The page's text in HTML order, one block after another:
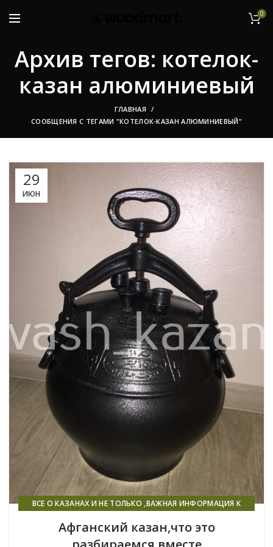
0
Архив тегов: котелок-
казан алюминиевый
ГЛАВНАЯ
СООБЩЕНИЯ С ТЕГАМИ "КОТЕЛОК-КАЗАН АЛЮМИНИЕВЫЙ"
29
ИЮН
ВСЕ О КАЗАНАХ И НЕ ТОЛЬКО ,ВАЖНАЯ ИНФОРМАЦИЯ К
Афганский казан,что это